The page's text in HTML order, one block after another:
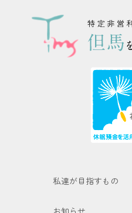
私達が目指すもの
お知らせ